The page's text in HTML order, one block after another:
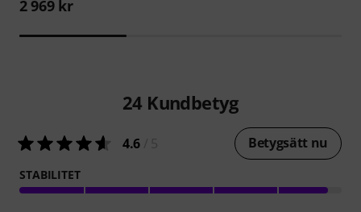
2 969 kr
24 Kundbetyg
4.6 Betygsätt nu
STABILITET